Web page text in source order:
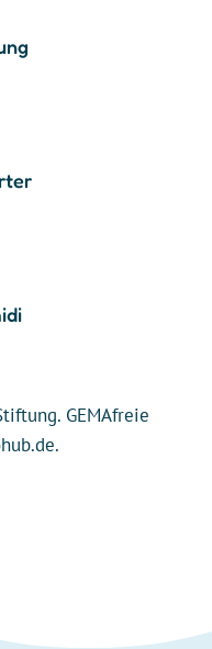
GEMAfreie